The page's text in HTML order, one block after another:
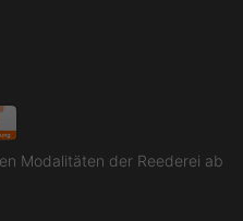
Modalitäten der Reederei ab